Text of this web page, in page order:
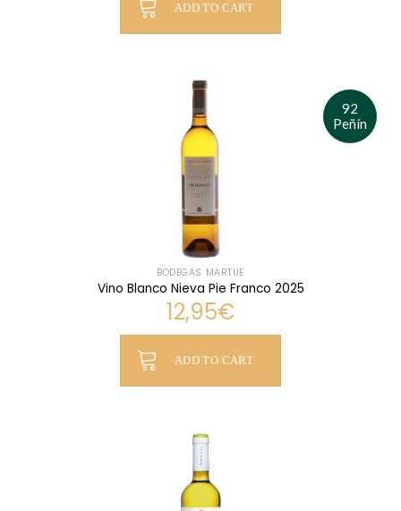
ADD TO CART
92
Peñín
BODEGAS MARTÚE
Vino Blanco Nieva Pie Franco 2025
12,95€
ADD TO CART